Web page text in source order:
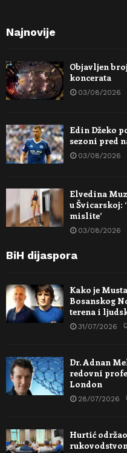
Najnovije
Objavljen
koncerata
03/08/2026
Edin Džeko
sezoni pred
03/08/2026
Elvedina
u Švicarskoj:
mislite’
03/08/2026
BiH dijaspora
Kako je
Bosanskog
terena i
31/07/2026
Dr. Adnan
redovni
London
28/07/2026
Hurtić